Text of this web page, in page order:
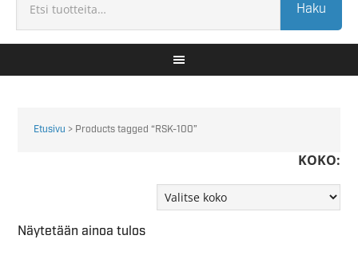
Haku
Etusivu > Products tagged “RSK-100”
KOKO:
Näytetään ainoa tulos